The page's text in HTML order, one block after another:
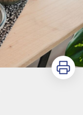
Imprimer